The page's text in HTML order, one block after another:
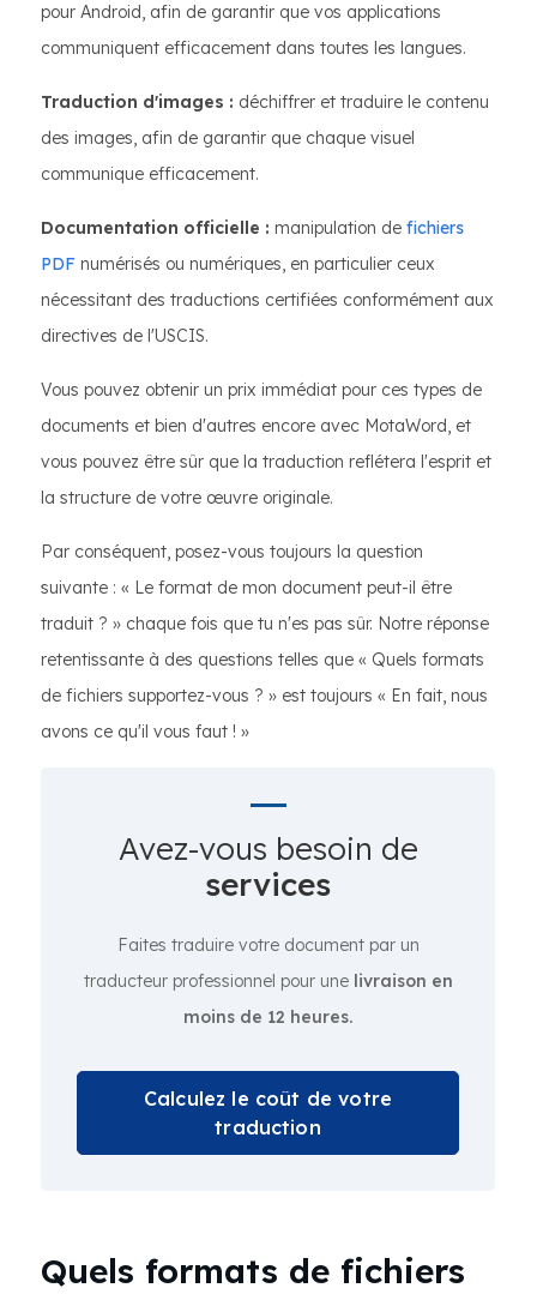
pour Android, afin de garantir que vos applications
communiquent efficacement dans toutes les langues.
Traduction d'images : déchiffrer et traduire le contenu
des images, afin de garantir que chaque visuel
communique efficacement.
Documentation officielle : manipulation de fichiers
PDF numérisés ou numériques, en particulier ceux
nécessitant des traductions certifiées conformément aux
directives de l'USCIS.
Vous pouvez obtenir un prix immédiat pour ces types de
documents et bien d'autres encore avec MotaWord, et
vous pouvez être sûr que la traduction reflétera l'esprit et
la structure de votre œuvre originale.
Par conséquent, posez-vous toujours la question
suivante : « Le format de mon document peut-il être
traduit ? » chaque fois que tu n'es pas sûr. Notre réponse
retentissante à des questions telles que « Quels formats
de fichiers supportez-vous ? » est toujours « En fait, nous
avons ce qu'il vous faut ! »
Avez-vous besoin de
services
Faites traduire votre document par un
traducteur professionnel pour une livraison en
moins de 12 heures.
Calculez le coût de votre
traduction
Quels formats de fichiers